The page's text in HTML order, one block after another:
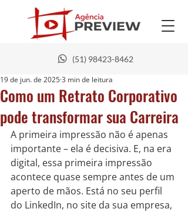
(51) 98423-8462
Como um Retrato Corporativo
pode transformar sua Carreira
19 de jun. de 20253 min de leitura
A primeira impressão não é apenas
importante – ela é decisiva. E, na era
digital, essa primeira impressão
acontece quase sempre antes de um
aperto de mãos. Está no seu perfil
do LinkedIn, no site da sua empresa,